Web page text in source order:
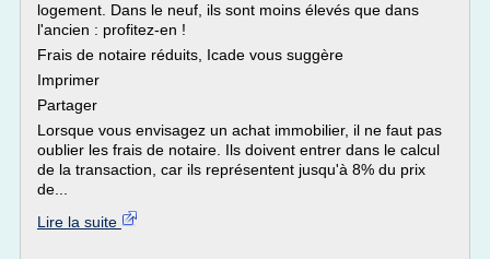
logement. Dans le neuf, ils sont moins élevés que dans
l'ancien : profitez-en !
Frais de notaire réduits, Icade vous suggère
Imprimer
Partager
Lorsque vous envisagez un achat immobilier, il ne faut pas
oublier les frais de notaire. Ils doivent entrer dans le calcul
de la transaction, car ils représentent jusqu'à 8% du prix
de...
Lire la suite